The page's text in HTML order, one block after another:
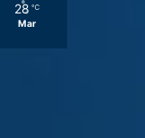
28 ℃
Mar